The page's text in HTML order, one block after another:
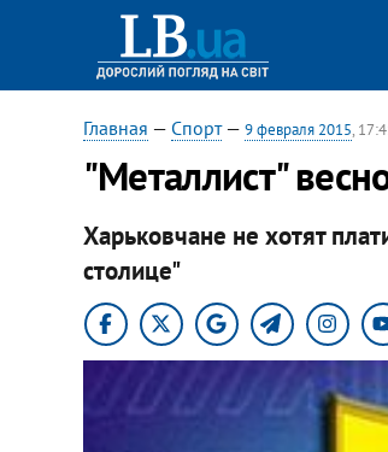
Главная — Спорт— 9 февраля 2015,
"Металлист"
Харьковчане не хотят
столице"